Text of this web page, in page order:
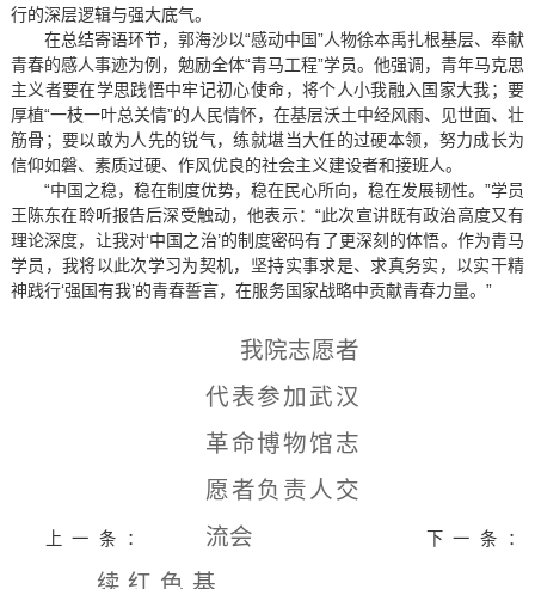
行的深层逻辑与强大底气。
在总结寄语环节，郭海沙以“感动中国”人物徐本禹扎根基层、奉献
青春的感人事迹为例，勉励全体“青马工程”学员。他强调，青年马克思
主义者要在学思践悟中牢记初心使命，将个人小我融入国家大我；要
厚植“一枝一叶总关情”的人民情怀，在基层沃土中经风雨、见世面、壮
筋骨；要以敢为人先的锐气，练就堪当大任的过硬本领，努力成长为
信仰如磐、素质过硬、作风优良的社会主义建设者和接班人。
“中国之稳，稳在制度优势，稳在民心所向，稳在发展韧性。”学员
王陈东在聆听报告后深受触动，他表示：“此次宣讲既有政治高度又有
理论深度，让我对‘中国之治’的制度密码有了更深刻的体悟。作为青马
学员，我将以此次学习为契机，坚持实事求是、求真务实，以实干精
神践行‘强国有我’的青春誓言，在服务国家战略中贡献青春力量。”
上一条：
我院志愿者
代表参加武汉
革命博物馆志
愿者负责人交
流会
下一条：
续红色基